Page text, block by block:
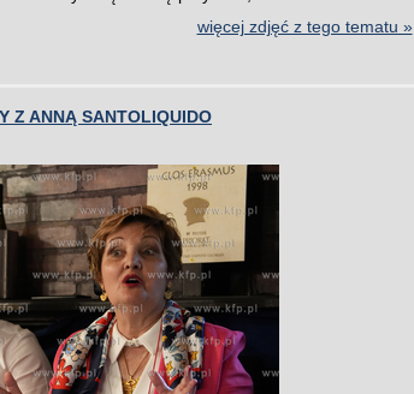
więcej zdjęć z tego tematu »
Z ANNĄ SANTOLIQUIDO